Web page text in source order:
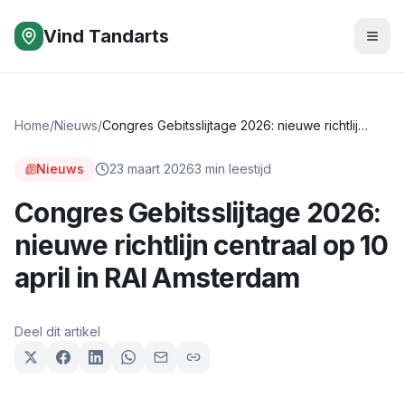
Vind Tandarts
Home/Nieuws/ Congres Gebitsslijtage 2026: nieuwe richtlijn centraal op 10 april in RAI Amsterdam
Nieuws 23 maart 20263 min leestijd
Congres Gebitsslijtage 2026:
nieuwe richtlijn centraal op 10
april in RAI Amsterdam
Deel dit artikel